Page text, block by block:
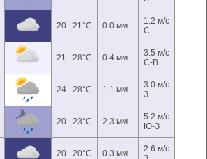
20...21°C 0.0 мм
1.2 м/с
С
21...28°C 0.4 мм
3.5 м/с
С-В
24...28°C 1.1 мм
3.0 м/с
З
20...23°C 2.3 мм
5.2 м/с
Ю-З
20...20°C 0.3 мм
2.6 м/с